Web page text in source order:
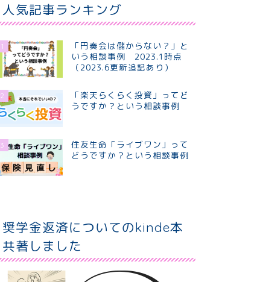
人気記事ランキング
1
「円奏会は儲からない？」と
いう相談事例 2023.1時点
（2023.6更新追記あり）
2
「楽天らくらく投資」ってど
うですか？という相談事例
3
住友生命「ライブワン」って
どうですか？という相談事例
奨学金返済についてのkinde本
共著しました